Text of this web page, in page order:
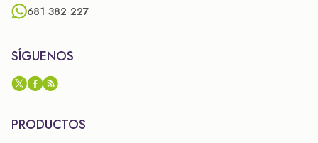
681 382 227
SÍGUENOS
PRODUCTOS